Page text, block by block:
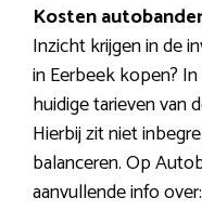
Kosten
Inzicht krijgen in de
in Eerbeek kopen?
huidige tarieven van
Hierbij zit niet
balanceren. Op
aanvullende info over: